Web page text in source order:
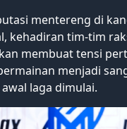
mentereng di
kehadiran tim-tim
membuat tensi
menjadi
laga dimulai.